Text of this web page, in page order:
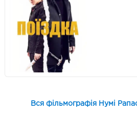
Вся фільмографія Нумі